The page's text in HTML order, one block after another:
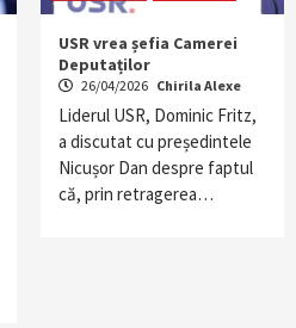
USR vrea șefia Camerei
Deputaților
26/04/2026 Chirila Alexe
Liderul USR, Dominic Fritz,
a discutat cu președintele
Nicușor Dan despre faptul
că, prin retragerea…